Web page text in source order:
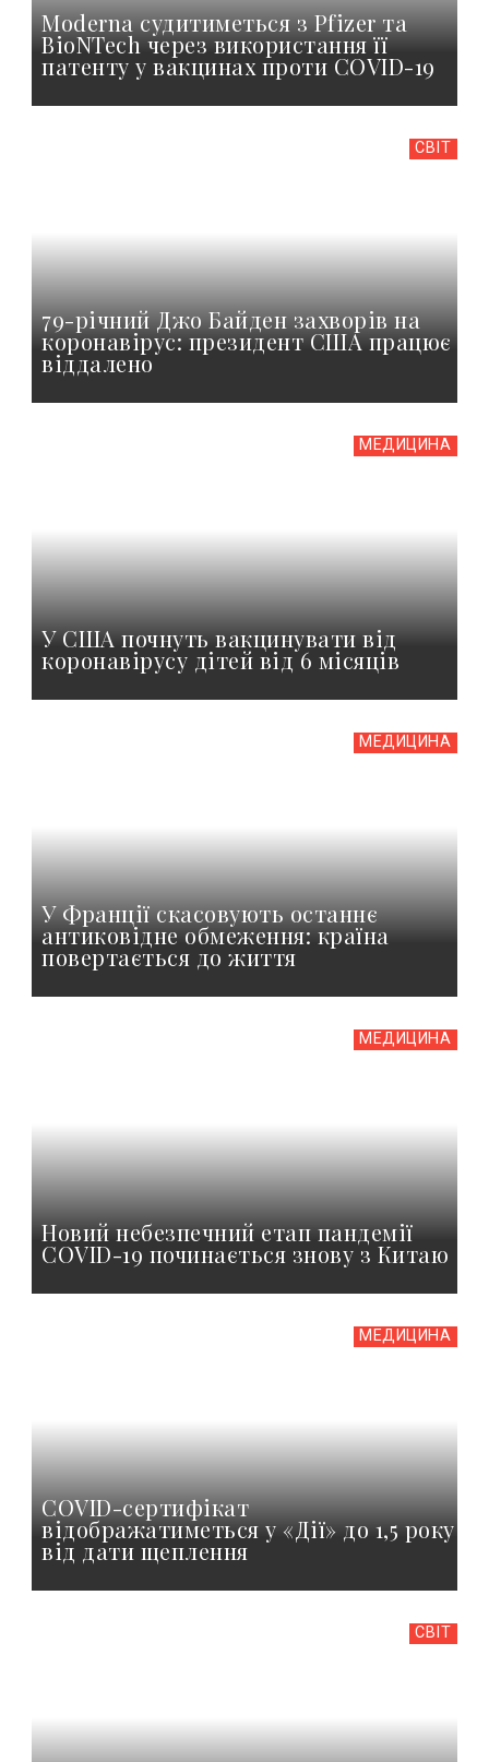
Moderna судитиметься з Pfizer та
BioNTech через використання її
патенту у вакцинах проти COVID-19
СВІТ
79-річний Джо Байден захворів на
коронавірус: президент США працює
віддалено
МЕДИЦИНА
У США почнуть вакцинувати від
коронавірусу дітей від 6 місяців
МЕДИЦИНА
У Франції скасовують останнє
антиковідне обмеження: країна
повертається до життя
МЕДИЦИНА
Новий небезпечний етап пандемії
COVID-19 починається знову з Китаю
МЕДИЦИНА
COVID-сертифікат
відображатиметься у «Дії» до 1,5 року
від дати щеплення
СВІТ